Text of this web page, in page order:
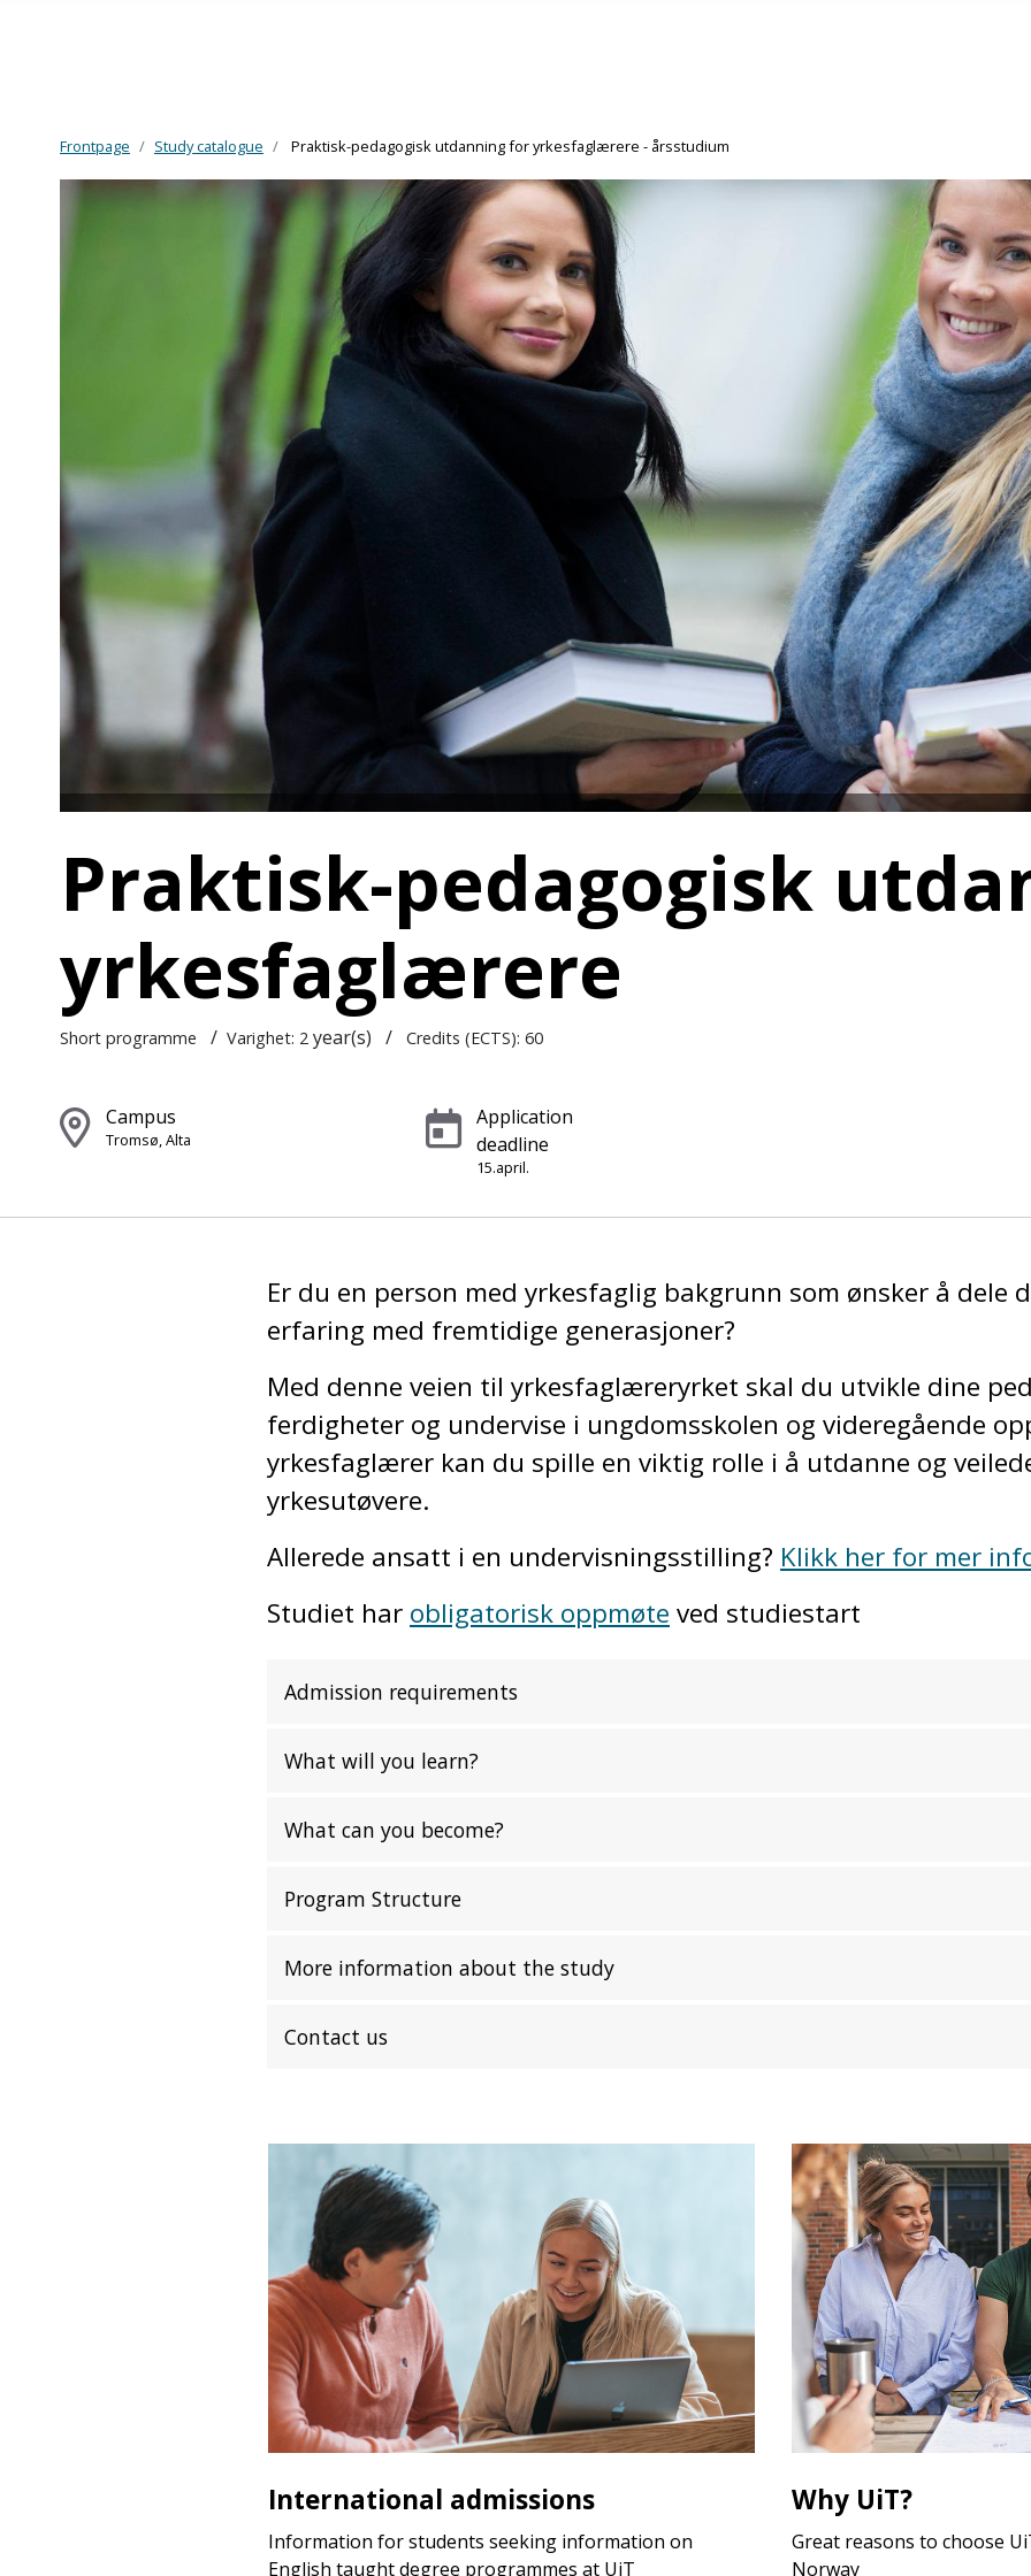
Skip to main content
Frontpage Study catalogue Praktisk-pedagogisk utdanning for yrkesfaglærere - årsstudium
Praktisk-pedagogisk
yrkesfaglærere
Short programme / Varighet: 2 year(s) / Credits (ECTS): 60
Campus
Tromsø, Alta
Application
deadline
15.april.
Er du en person med yrkesfaglig bakgrunn som ønsker å dele
erfaring med fremtidige generasjoner?
Med denne veien til yrkesfaglæreryrket skal du utvikle dine
ferdigheter og undervise i ungdomsskolen og videregående
yrkesfaglærer kan du spille en viktig rolle i å utdanne og
yrkesutøvere.
Allerede ansatt i en undervisningsstilling? Klikk her for mer
Studiet har obligatorisk oppmøte ved studiestart
Admission requirements
What will you learn?
What can you become?
Program Structure
More information about the study
Contact us
International admissions
Information for students seeking information on
English taught degree programmes at UiT
Why UiT?
Great reasons to choose
Norway